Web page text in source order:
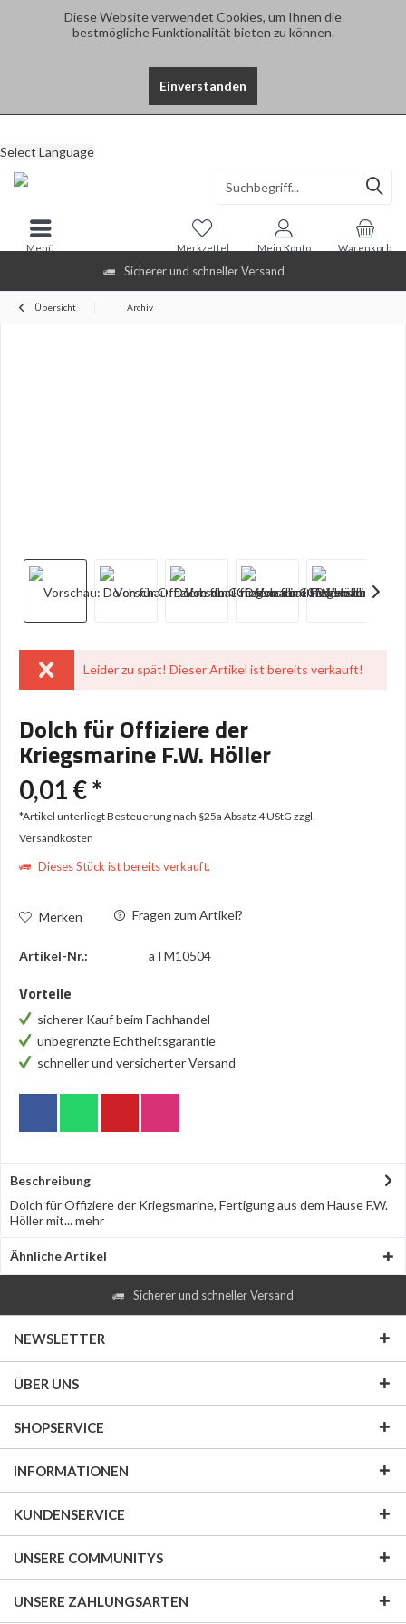
Diese Website verwendet Cookies, um Ihnen die
bestmögliche Funktionalität bieten zu können.
Einverstanden
Sicherer und schneller Versand
Select Language
Warenkorb
Merkzettel Mein Konto
Menü
Übersicht Archiv
Leider zu spät! Dieser Artikel ist bereits verkauft!
Dolch für Offiziere der
Kriegsmarine F.W. Höller
0,01 € *
*Artikel unterliegt Besteuerung nach §25a Absatz 4 UStG zzgl.
Versandkosten
Dieses Stück ist bereits verkauft.
Merken Fragen zum Artikel?
Artikel-Nr.: aTM10504
Vorteile
sicherer Kauf beim Fachhandel
unbegrenzte Echtheitsgarantie
schneller und versicherter Versand
Beschreibung
Dolch für Offiziere der Kriegsmarine, Fertigung aus dem Hause F.W.
Höller mit...mehr
Ähnliche Artikel
Sicherer und schneller Versand
NEWSLETTER
ÜBER UNS
SHOPSERVICE
INFORMATIONEN
KUNDENSERVICE
UNSERE COMMUNITYS
UNSERE ZAHLUNGSARTEN